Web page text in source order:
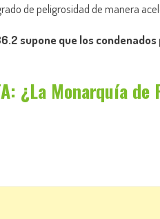
de peligrosidad de manera
supone que los
¿La Monarquía